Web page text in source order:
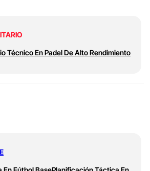
Técnico En Padel De Alto Rendimiento